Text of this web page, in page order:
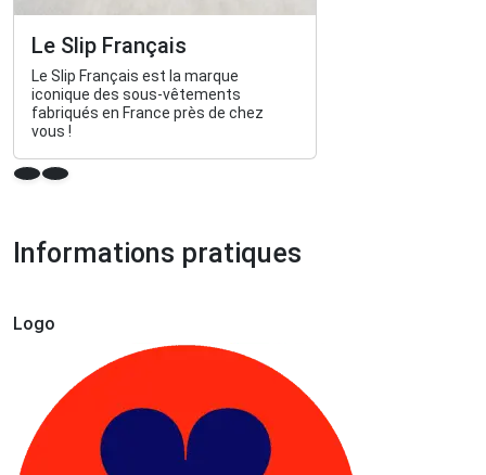
Le Slip Français
Le Slip Français est la marque
iconique des sous-vêtements
fabriqués en France près de chez
vous !
Informations pratiques
Logo